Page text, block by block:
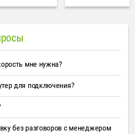
мне нужна?
для подключения?
без разговоров с менеджером